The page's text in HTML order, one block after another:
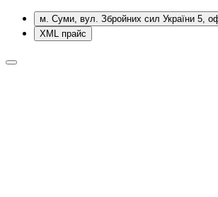
м. Суми, вул. Збройних сил України 5,
XML прайс